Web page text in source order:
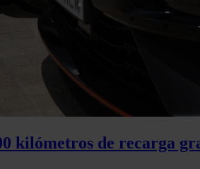
kilómetros de recarga